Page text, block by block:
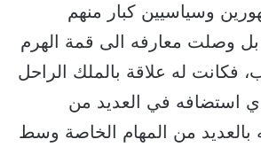
وسياسيين كبار منهم
بل وصلت معارفه الى قمة الهرم
فكانت له علاقة بالملك الراحل
استضافه في العديد من
بالعديد من المهام الخاصة وسط